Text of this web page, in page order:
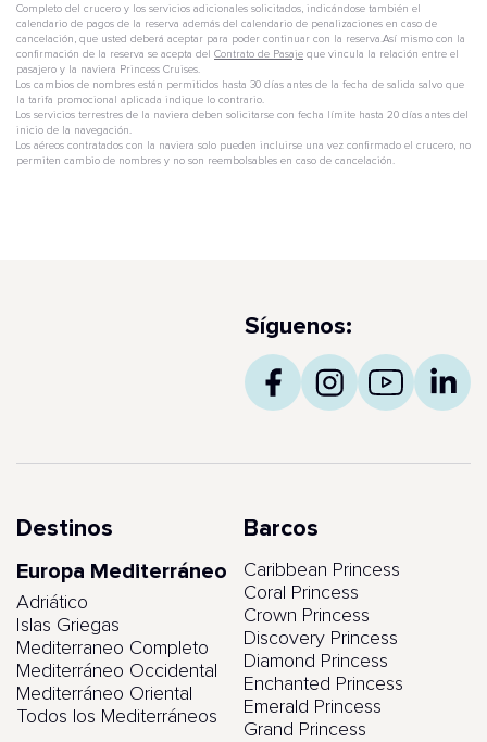
Completo del crucero y los servicios adicionales solicitados, indicándose también el
calendario de pagos de la reserva además del calendario de penalizaciones en caso de
cancelación, que usted deberá aceptar para poder continuar con la reserva.Así mismo con la
confirmación de la reserva se acepta del Contrato de Pasaje que vincula la relación entre el
pasajero y la naviera Princess Cruises.
Los cambios de nombres están permitidos hasta 30 días antes de la fecha de salida salvo que
la tarifa promocional aplicada indique lo contrario.
Los servicios terrestres de la naviera deben solicitarse con fecha límite hasta 20 días antes del
inicio de la navegación.
Los aéreos contratados con la naviera solo pueden incluirse una vez confirmado el crucero, no
permiten cambio de nombres y no son reembolsables en caso de cancelación.
Síguenos:
Destinos
Europa Mediterráneo
Adriático
Islas Griegas
Mediterraneo Completo
Mediterráneo Occidental
Mediterráneo Oriental
Todos los Mediterráneos
Barcos
Caribbean Princess
Coral Princess
Crown Princess
Discovery Princess
Diamond Princess
Enchanted Princess
Emerald Princess
Grand Princess